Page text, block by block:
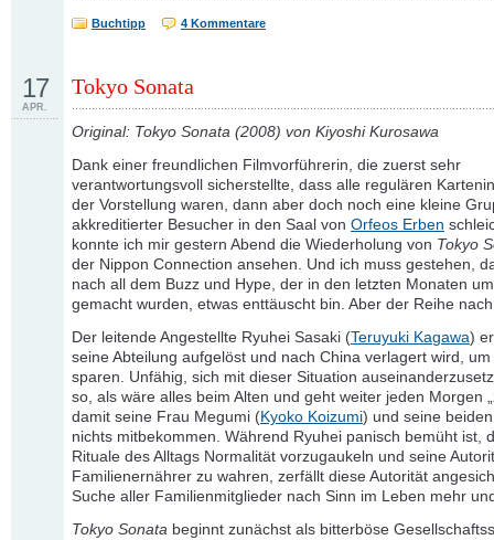
Buchtipp 4 Kommentare
Tokyo Sonata
17
APR.
Original: Tokyo Sonata (2008) von Kiyoshi Kurosawa
Dank einer freundlichen Filmvorführerin, die zuerst sehr
verantwortungsvoll sicherstellte, dass alle regulären
der Vorstellung waren, dann aber doch noch eine kleine
akkreditierter Besucher in den Saal von Orfeos Erben
konnte ich mir gestern Abend die Wiederholung von Tokyo
der Nippon Connection ansehen. Und ich muss gestehen,
nach all dem Buzz und Hype, der in den letzten Monaten
gemacht wurden, etwas enttäuscht bin. Aber der Reihe
Der leitende Angestellte Ryuhei Sasaki (Teruyuki Kagawa)
seine Abteilung aufgelöst und nach China verlagert wird,
sparen. Unfähig, sich mit dieser Situation
so, als wäre alles beim Alten und geht weiter jeden Morgen
damit seine Frau Megumi (Kyoko Koizumi) und seine
nichts mitbekommen. Während Ryuhei panisch bemüht ist,
Rituale des Alltags Normalität vorzugaukeln und seine
Familienernährer zu wahren, zerfällt diese Autorität
Suche aller Familienmitglieder nach Sinn im Leben mehr
Tokyo Sonata beginnt zunächst als bitterböse